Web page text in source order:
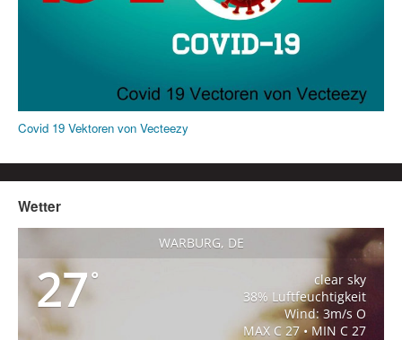
Covid 19 Vektoren von Vecteezy
Wetter
WARBURG, DE
27°
clear sky
38% Luftfeuchtigkeit
Wind: 3m/s O
MAX C 27 • MIN C 27